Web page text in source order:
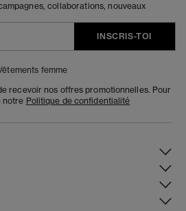
collaborations, nouveaux
INSCRIS-TOI
femme
recevoir nos offres promotionnelles. Pour
notre Politique de confidentialité